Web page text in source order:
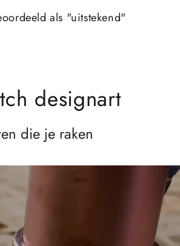
als "uitstekend"
designart
die je raken